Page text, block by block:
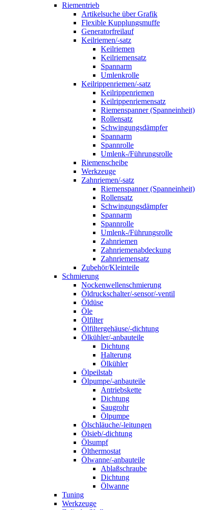
Riementrieb
Artikelsuche über Grafik
Flexible Kupplungsmuffe
Generatorfreilauf
Keilriemen/-satz
Keilriemen
Keilriemensatz
Spannarm
Umlenkrolle
Keilrippenriemen/-satz
Keilrippenriemen
Keilrippenriemensatz
Riemenspanner (Spanneinheit)
Rollensatz
Schwingungsdämpfer
Spannarm
Spannrolle
Umlenk-/Führungsrolle
Riemenscheibe
Werkzeuge
Zahnriemen/-satz
Riemenspanner (Spanneinheit)
Rollensatz
Schwingungsdämpfer
Spannarm
Spannrolle
Umlenk-/Führungsrolle
Zahnriemen
Zahnriemenabdeckung
Zahnriemensatz
Zubehör/Kleinteile
Schmierung
Nockenwellenschmierung
Öldruckschalter/-sensor/-ventil
Öldüse
Öle
Ölfilter
Ölfiltergehäuse/-dichtung
Ölkühler/-anbauteile
Dichtung
Halterung
Ölkühler
Ölpeilstab
Ölpumpe/-anbauteile
Antriebskette
Dichtung
Saugrohr
Ölpumpe
Ölschläuche/-leitungen
Ölsieb/-dichtung
Ölsumpf
Ölthermostat
Ölwanne/-anbauteile
Ablaßschraube
Dichtung
Ölwanne
Tuning
Werkzeuge